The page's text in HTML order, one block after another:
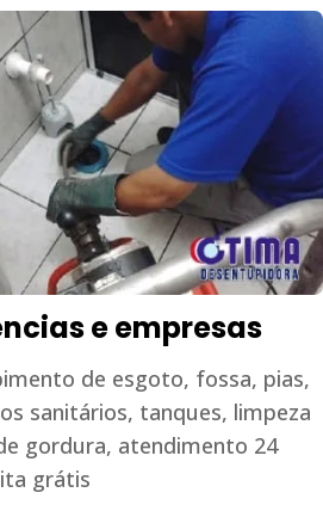
e empresas
de esgoto, fossa, pias,
sanitários, tanques, limpeza
gordura, atendimento 24
grátis